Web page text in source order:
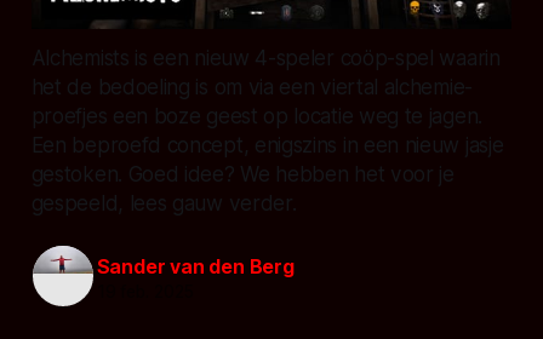
Alchemists is een nieuw 4-speler coöp-spel waarin
het de bedoeling is om via een viertal alchemie-
proefjes een boze geest op locatie weg te jagen.
Een beproefd concept, enigszins in een nieuw jasje
gestoken. Goed idee? We hebben het voor je
gespeeld, lees gauw verder.
Sander van den Berg